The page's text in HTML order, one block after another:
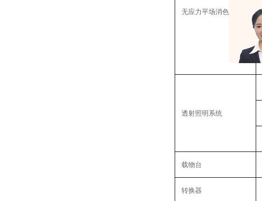
无应力平场消色差物镜
透射照明系统
载物台
转换器